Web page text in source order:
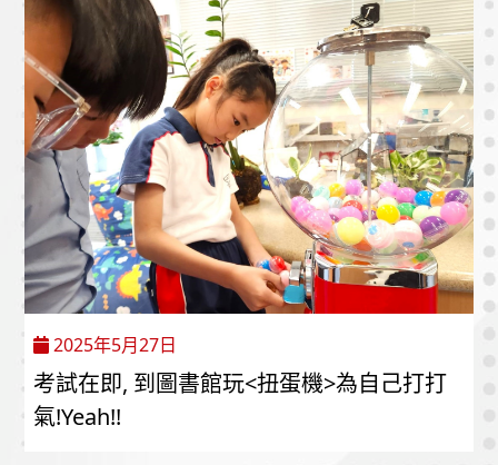
2025年5月27日
考試在即, 到圖書館玩<扭蛋機>為自己打打
氣!Yeah!!